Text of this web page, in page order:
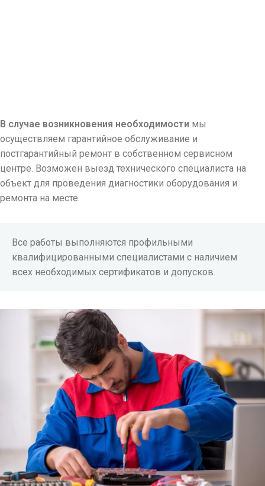
В случае возникновения необходимости мы
осуществляем гарантийное обслуживание и
постгарантийный ремонт в собственном сервисном
центре. Возможен выезд технического специалиста на
объект для проведения диагностики оборудования и
ремонта на месте.
Все работы выполняются профильными
квалифицированными специалистами с наличием
всех необходимых сертификатов и допусков.